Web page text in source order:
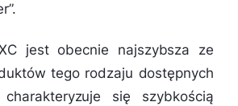
jest obecnie najszybsza ze
tego rodzaju dostępnych
się szybkością